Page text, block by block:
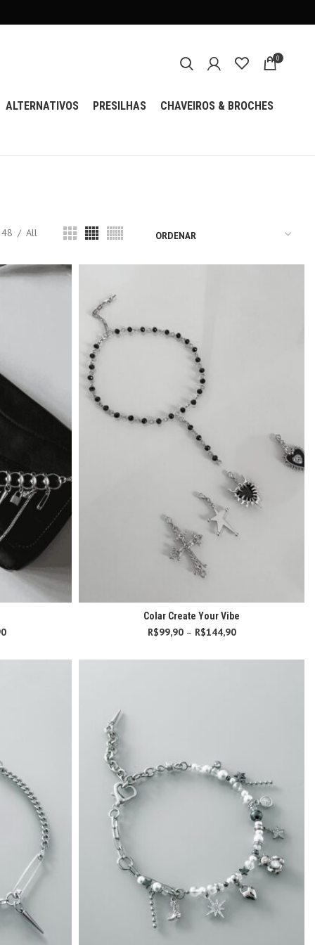
0
ALTERNATIVOS PRESILHAS CHAVEIROS & BROCHES
48 All
através
Colar Create Your Vibe
R$99,90 – R$144,90
R$144,90